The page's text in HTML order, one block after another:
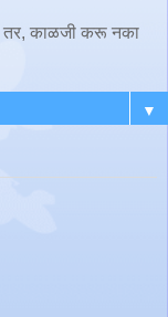
तर, काळजी करू नका
▼